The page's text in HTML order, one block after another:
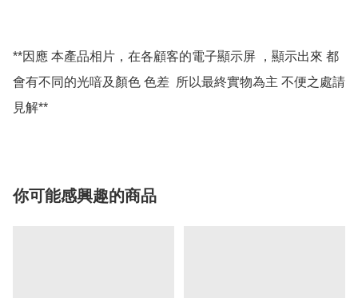
**因應 本產品相片，在各顧客的電子顯示屏 ，顯示出來 都
會有不同的光喑及顏色 色差  所以最終實物為主 不便之處請
你可能感興趣的商品